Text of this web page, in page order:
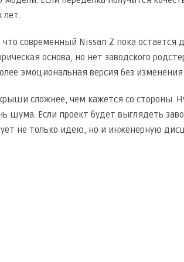
современный Nissan Z пока остается
основа, но нет заводского
эмоциональная версия без изменения
сложнее, чем кажется со стороны.
шума. Если проект будет выглядеть
не только идею, но и инженерную